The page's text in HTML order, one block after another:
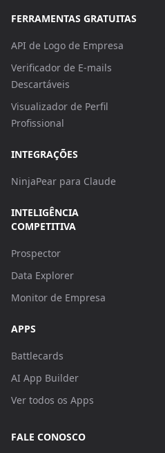
FERRAMENTAS GRATUITAS
API de Logo de Empresa
Verificador de E-mails
Descartáveis
Visualizador de Perfil
Profissional
INTEGRAÇÕES
NinjaPear para Claude
INTELIGÊNCIA
COMPETITIVA
Prospector
Data Explorer
Monitor de Empresa
APPS
Battlecards
AI App Builder
Ver todos os Apps
FALE CONOSCO